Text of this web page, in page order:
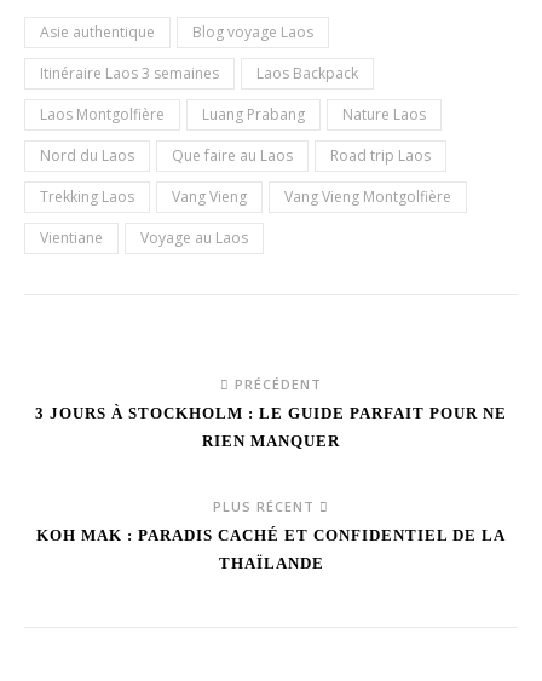
Asie authentique
Blog voyage Laos
Itinéraire Laos 3 semaines
Laos Backpack
Laos Montgolfière
Luang Prabang
Nature Laos
Nord du Laos
Que faire au Laos
Road trip Laos
Trekking Laos
Vang Vieng
Vang Vieng Montgolfière
Vientiane
Voyage au Laos
PRÉCÉDENT
3 JOURS À STOCKHOLM : LE GUIDE PARFAIT POUR NE
RIEN MANQUER
PLUS RÉCENT
KOH MAK : PARADIS CACHÉ ET CONFIDENTIEL DE LA
THAÏLANDE